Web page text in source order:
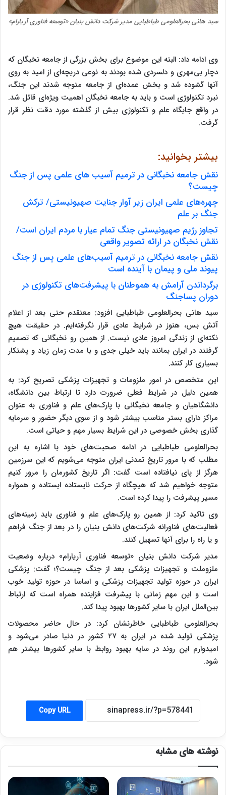
سید هانی بحرالعلومی طباطبایی مدیر شرکت دانش بنیان «توسعه فناوری آریارام»
وی ادامه داد: البته این موضوع برای بخش بزرگی از جامعه نخبگان که
دچار بی‌مهری و دلسردی شده بودند به نوعی دریچه‌ای از امید به روی
آنها گشوده شد و بخش عمده‌ای از جامعه متوجه شدند این جنگ،
نبرد تکنولوژی است و باید به جامعه نخبگان اهمیت ویژه‌ای قائل شد.
در واقع جایگاه علم و تکنولوژی بیش از گذشته مورد دقت نظر قرار
گرفت.
بیشتر بخوانید:
نقش جامعه نخبگانی در ترمیم آسیب های علمی پس از جنگ
چیست؟
چهره‌های علمی ایران زیر آوار جنایت صهیونیستی/ ترکش
جنگ بر علم
تجاوز رژیم صهیونیستی جنگ تمام عیار با مردم ایران است/
نقش نخبگان در ارائه تصویر واقعی
نقش جامعه نخبگانی در ترمیم آسیب‌های علمی پس از جنگ
پیوند ملی و پیمان با آینده است
برگرداندن آرامش به هموطنان با پیشرفت‌های تکنولوژی در
دوران پساجنگ
سید هانی بحرالعلومی طباطبایی افزود: معتقدم حتی بعد از اعلام
آتش بس، هنوز در شرایط عادی قرار نگرفته‌ایم. در حقیقت هیچ
نکته‌ای از زندگی امروز عادی نیست. از همین رو نخبگانی که تصمیم
گرفتند در ایران بمانند باید خیلی جدی و با مدت زمان زیاد و پشتکار
بسیاری کار کنند.
این متخصص در امور ملزومات و تجهیزات پزشکی تصریح کرد: به
همین دلیل در شرایط فعلی ضرورت دارد تا ارتباط بین دانشگاه،
دانشگاهیان و جامعه نخبگانی با پارک‌های علم و فناوری به عنوان
مراکز دارای بستر مناسب بیشتر شود و از سوی دیگر حضور و سرمایه
گذاری بخش خصوصی در این شرایط بسیار مهم و حیاتی است.
بحرالعلومی طباطبایی در ادامه صحبت‌های خود با اشاره به این
مطلب که با مرور تاریخ تمدنی ایران متوجه می‌شویم که این سرزمین
هرگز از پای نیافتاده است گفت: اگر تاریخ کشورمان را مرور کنیم
متوجه خواهیم شد که هیچگاه از حرکت نایستاده ایستاده و همواره
مسیر پیشرفت‌ را پیدا کرده است.
وی تاکید کرد: از همین رو پارک‌های علم و فناوری باید زمینه‌های
فعالیت‌های فناورانه شرکت‌های دانش بنیان را در بعد از جنگ فراهم
و یا راه را برای آنها تسهیل کنند.
مدیر شرکت دانش بنیان «توسعه فناوری آریارام» درباره وضعیت
ملزوملت و تجهیزات پزشکی بعد از جنگ چیست؟؛ گفت: پزشکی
ایران در حوزه تولید تجهیزات پزشکی و اساسا در حوزه تولید خوب
است و این مهم زمانی با پیشرفت فزاینده همراه است که ارتباط
بین‌الملل ایران با سایر کشورها بهبود پیدا کند.
بحرالعلومی طباطبایی خاطرنشان کرد: در حال حاضر محصولات
پزشکی تولید شده در ایران به ۲۷ کشور در دنیا صادر می‌شود و
امیدوارم این روند در سایه بهبود روابط با سایر کشورها بیشتر هم
شود.
Copy URL
نوشته های مشابه